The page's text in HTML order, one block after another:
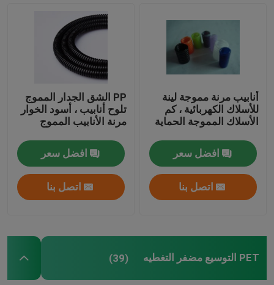
أنابيب مرنة مموجة لينة
للأسلاك الكهربائية ، كم
الأسلاك المموجة الحماية
افضل سعر
اتصل بنا
PP الشق الجدار المموج
تلوح أنابيب ، أسود الخوار
مرنة الأنابيب المموج
افضل سعر
اتصل بنا
PET التوسيع مضفر التغطيه (39)